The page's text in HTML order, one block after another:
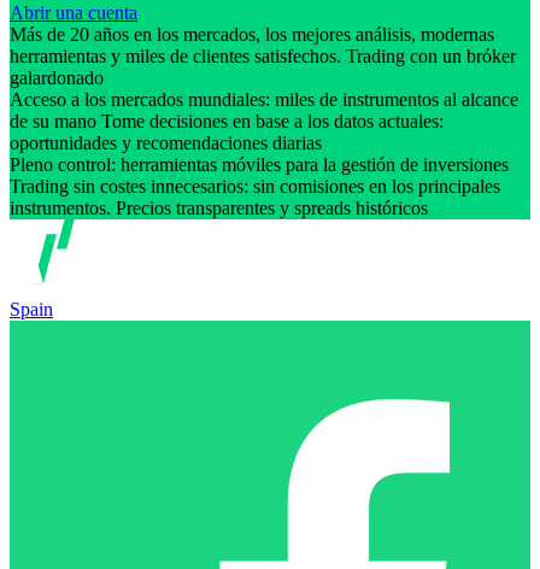
Abrir una cuenta
Más de 20 años en los mercados, los mejores análisis, modernas
herramientas y miles de clientes satisfechos. Trading con un bróker
galardonado
Acceso a los mercados mundiales: miles de instrumentos al alcance
de su mano Tome decisiones en base a los datos actuales:
oportunidades y recomendaciones diarias
Pleno control: herramientas móviles para la gestión de inversiones
Trading sin costes innecesarios: sin comisiones en los principales
instrumentos. Precios transparentes y spreads históricos
Spain